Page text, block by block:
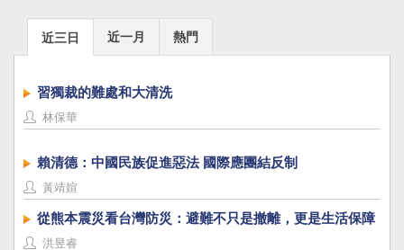
近三日 近一月 熱門
習獨裁的難處和大清洗
林保華
賴清德：中國民族促進惡法 國際應團結反制
黃靖媗
從熊本震災看台灣防災：避難不只是撤離，更是生活保障
洪昱睿